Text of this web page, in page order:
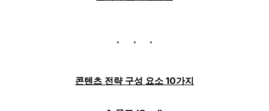
콘텐츠 전략 구성 요소 10가지